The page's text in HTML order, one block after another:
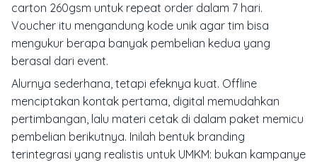
carton 260gsm untuk repeat order dalam 7 hari.
Voucher itu mengandung kode unik agar tim bisa
mengukur berapa banyak pembelian kedua yang
berasal dari event.
Alurnya sederhana, tetapi efeknya kuat. Offline
menciptakan kontak pertama, digital memudahkan
pertimbangan, lalu materi cetak di dalam paket memicu
pembelian berikutnya. Inilah bentuk branding
terintegrasi yang realistis untuk UMKM: bukan kampanye